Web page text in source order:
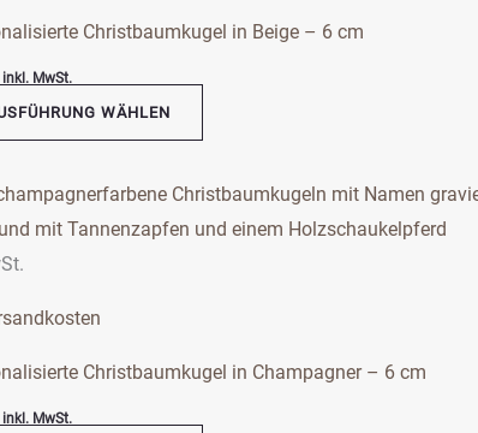
Christbaumkugel in Beige – 6 cm
inkl. MwSt.
WÄHLEN
Christbaumkugel in Champagner – 6 cm
inkl. MwSt.